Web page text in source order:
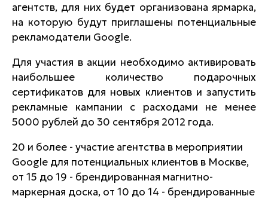
агентств, для них будет организована ярмарка,
на которую будут приглашены потенциальные
рекламодатели Google.
Для участия в акции необходимо активировать
наибольшее количество подарочных
сертификатов для новых клиентов и запустить
рекламные кампании с расходами не менее
5000 рублей до 30 сентября 2012 года.
20 и более - участие агентства в мероприятии
Google для потенциальных клиентов в Москве,
от 15 до 19 - брендированная магнитно-
маркерная доска, от 10 до 14 - брендированные